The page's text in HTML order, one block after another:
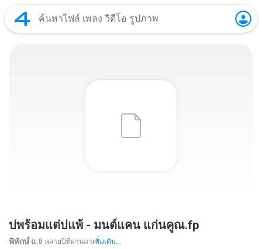
บ่พร้อมแต่บ่แพ้ - มนต์แคน แก่นคูณ.fp
พิทักษ์ื แ.8 หลายปีที่ผ่านมาเพิ่มเติม...